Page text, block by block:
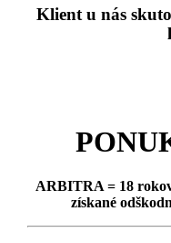
Klient u nás
ARBITRA = 18
získané